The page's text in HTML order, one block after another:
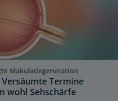
Makuladegeneration
Termine
wohl Sehschärfe